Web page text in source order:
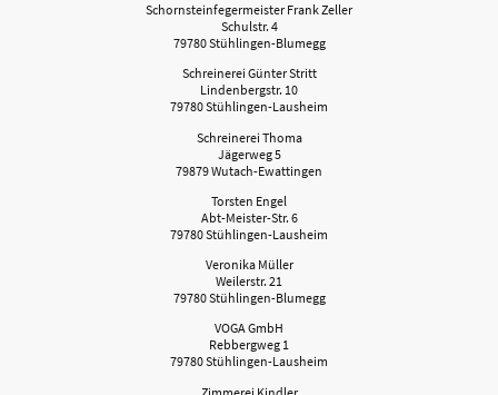
Schornsteinfegermeister Frank Zeller
Schulstr. 4
79780 Stühlingen-Blumegg
Schreinerei Günter Stritt
Lindenbergstr. 10
79780 Stühlingen-Lausheim
Schreinerei Thoma
Jägerweg 5
79879 Wutach-Ewattingen
Torsten Engel
Abt-Meister-Str. 6
79780 Stühlingen-Lausheim
Veronika Müller
Weilerstr. 21
79780 Stühlingen-Blumegg
VOGA GmbH
Rebbergweg 1
79780 Stühlingen-Lausheim